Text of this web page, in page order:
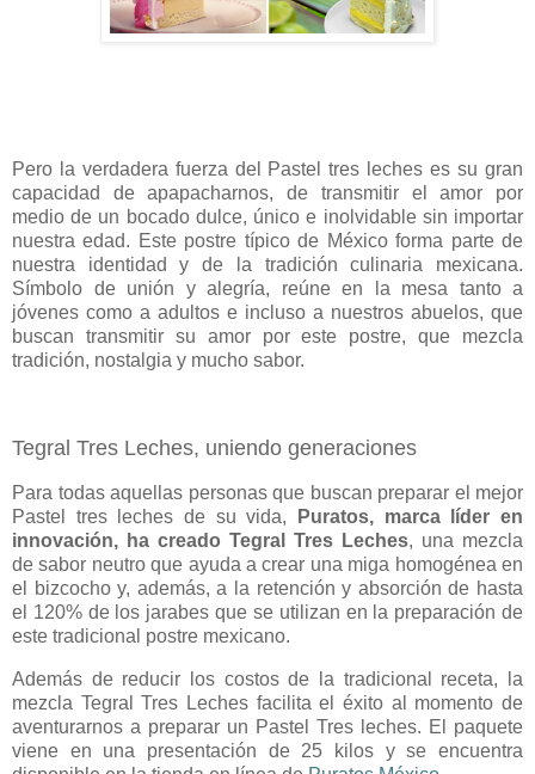
Pero la verdadera fuerza del Pastel tres leches es su gran
capacidad de apapacharnos, de transmitir el amor por
medio de un bocado dulce, único e inolvidable sin importar
nuestra edad. Este postre típico de México forma parte de
nuestra identidad y de la tradición culinaria mexicana.
Símbolo de unión y alegría, reúne en la mesa tanto a
jóvenes como a adultos e incluso a nuestros abuelos, que
buscan transmitir su amor por este postre, que mezcla
tradición, nostalgia y mucho sabor.
Tegral Tres Leches, uniendo generaciones
Para todas aquellas personas que buscan preparar el mejor
Pastel tres leches de su vida,
Puratos, marca líder en
innovación, ha creado Tegral Tres Leches, una mezcla
de sabor neutro que ayuda a crear una miga homogénea en
el bizcocho y, además, a la retención y absorción de hasta
el 120% de los jarabes que se utilizan en la preparación de
este tradicional postre mexicano.
Además de reducir los costos de la tradicional receta, la
mezcla Tegral Tres Leches facilita el éxito al momento de
aventurarnos a preparar un Pastel Tres leches. El paquete
viene en una presentación de 25 kilos y se encuentra